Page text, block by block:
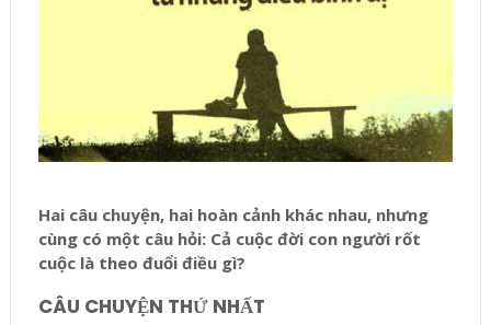
Hai câu chuyện, hai hoàn cảnh khác nhau, nhưng
cùng có một câu hỏi: Cả cuộc đời con người rốt
cuộc là theo đuổi điều gì?
CÂU CHUYỆN THỨ NHẤT